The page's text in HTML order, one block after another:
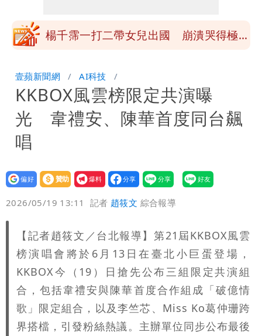
親節吃牛排、海鮮
楊千霈一打二帶女兒出國 崩潰哭得極狼
黃線停車
白海豚今防豪雨、38度高溫！雙眼牆致
「海豚跳」
名醫「掛蔣萬安布條」被出征！他大笑：
笑：真的很會
白海豚大亂！航空66架次取消、船班39
航次停航
姜厚任不信嫩女友「辣手摧花」 創演藝
工會最遺憾1事
白海豚勾到「台灣陸地」了！雙眼牆旋
繞 路徑擺盪
特斯拉衝夜市…猛撞12車！民眾嚇「賓士
救好幾條人命」
他揭日本捐AZ疫苗秘辛「專為台生
產」：終還陳時中清白
白海豚「大轉彎」機率非常小！明強度有
壹蘋新聞網 AI科技
KKBOX風雲榜限定共演曝
光 韋禮安、陳華首度同台飆
唱
設為
贊助
我要
爆料
2026/05/19 13:11 記者 趙筱文 綜合報導
【記者趙筱文／台北報導】第21屆KKBOX風雲
榜演唱會將於6月13日在臺北小巨蛋登場，
KKBOX今（19）日搶先公布三組限定共演組
合，包括韋禮安與陳華首度合作組成「破億情
歌」限定組合，以及李竺芯、Miss Ko葛仲珊跨
界搭檔，引發粉絲熱議。主辦單位同步公布最後